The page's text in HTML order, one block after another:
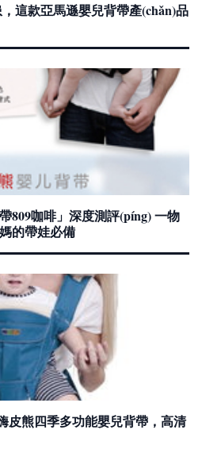
這款亞馬遜嬰兒背帶產(chǎn)品
809咖啡」深度測評(píng) 一物
的帶娃必備
皮熊四季多功能嬰兒背帶，高清